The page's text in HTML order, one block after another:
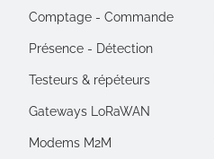
Comptage - Commande
Présence - Détection
Testeurs & répéteurs
Gateways LoRaWAN
Modems M2M